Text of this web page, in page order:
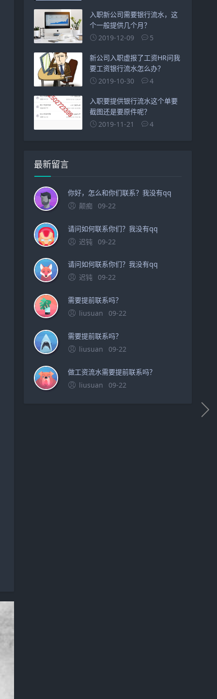
入职新公司需要银行流水，这
个一般提供几个月？
2019-12-09
5
新公司入职虚报了工资HR问我
要工资银行流水怎么办？
2019-10-30
4
入职要提供银行流水这个单要
截图还是要原件呢？
2019-11-21
4
最新留言
你好，怎么和你们联系？我没有qq
颠痴
09-22
请问如何联系你们？我没有qq
迟钝
09-22
请问如何联系你们？我没有qq
迟钝
09-22
需要提前联系吗？
liusuan
09-22
需要提前联系吗？
liusuan
09-22
做工资流水需要提前联系吗？
liusuan
09-22